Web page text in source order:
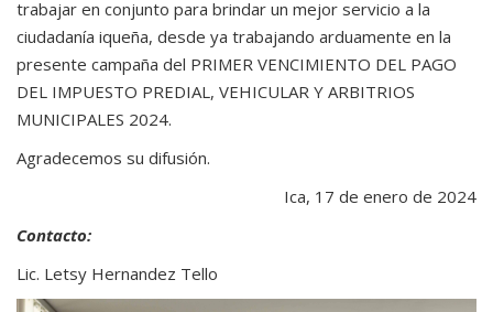
trabajar en conjunto para brindar un mejor servicio a la
ciudadanía iqueña, desde ya trabajando arduamente en la
presente campaña del PRIMER VENCIMIENTO DEL PAGO
DEL IMPUESTO PREDIAL, VEHICULAR Y ARBITRIOS
MUNICIPALES 2024.
Agradecemos su difusión.
Ica, 17 de enero de 2024
Contacto:
Lic. Letsy Hernandez Tello